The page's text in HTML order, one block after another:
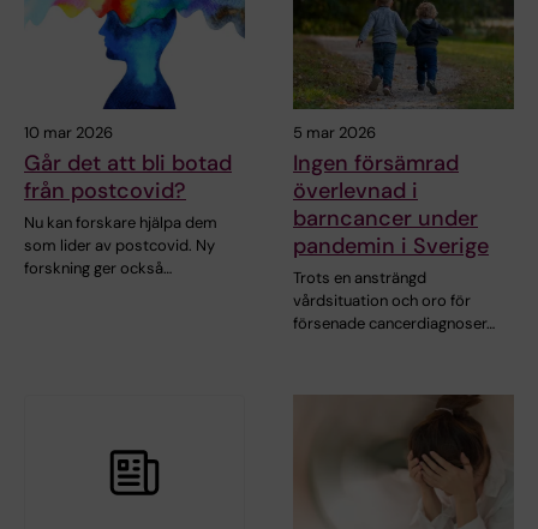
10 mar 2026
Går det att bli botad
från postcovid?
Nu kan forskare hjälpa dem
som lider av postcovid. Ny
forskning ger också…
5 mar 2026
Ingen försämrad
överlevnad i
barncancer under
pandemin i Sverige
Trots en ansträngd
vårdsituation och oro för
försenade cancerdiagnoser…